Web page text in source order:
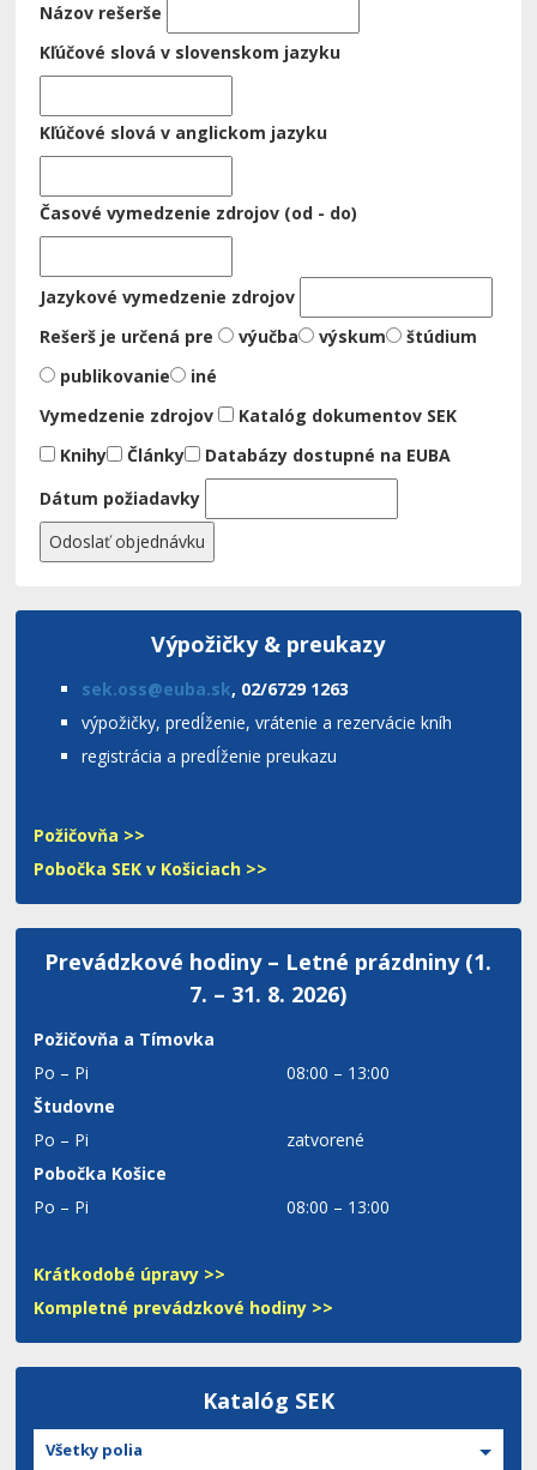
Názov rešerše
Kľúčové slová v slovenskom jazyku
Kľúčové slová v anglickom jazyku
Časové vymedzenie zdrojov (od - do)
Jazykové vymedzenie zdrojov
Rešerš je určená pre
výučba výskum
štúdium
publikovanie
iné
Vymedzenie zdrojov
Katalóg dokumentov SEK
Knihy
Články
Databázy dostupné na EUBA
Dátum požiadavky
Odoslať objednávku
Výpožičky & preukazy
sek.oss@euba.sk, 02/6729 1263
výpožičky, predĺženie, vrátenie a rezervácie kníh
registrácia a predĺženie preukazu
Požičovňa >>
Pobočka SEK v Košiciach >>
Prevádzkové hodiny – Letné prázdniny (1.
7. – 31. 8. 2026)
Požičovňa a Tímovka
Po – Pi
08:00 – 13:00
Študovne
Po – Pi
zatvorené
Pobočka Košice
Po – Pi
08:00 – 13:00
Krátkodobé úpravy >>
Kompletné prevádzkové hodiny >>
Katalóg SEK
Všetky polia